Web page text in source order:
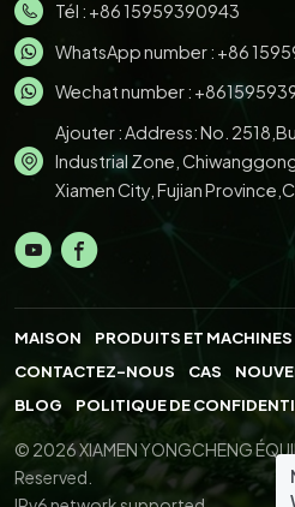
Tél : +86 15959390943
WhatsApp number : +86
Wechat number :
Ajouter : Address: No.
Industrial Zone,
Xiamen City, Fujian
MAISON PRODUITS ET MACHINES
CONTACTEZ-NOUS
CAS
BLOG
POLITIQUE DE
© 2026 XIAMEN YONGCHENG
Reserved.